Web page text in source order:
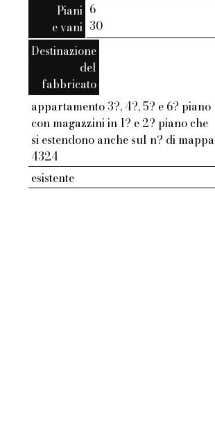
Piani
e vani
6
30
Destinazione
del
fabbricato
appartamento 3?, 4?, 5? e 6? piano
con magazzini in 1? e 2? piano che
si estendono anche sul n? di mappa
4324
esistente